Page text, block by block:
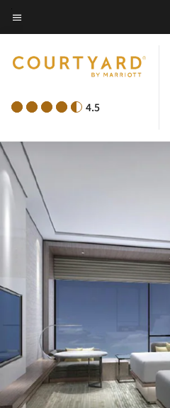
Skip
to
content
菜单文本
4.5